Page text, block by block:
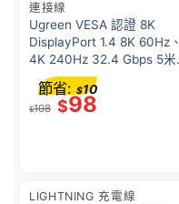
連接線
Ugreen VESA 認證 8K
DisplayPort 1.4 8K 60Hz、
4K 240Hz 32.4 Gbps 5米
電纜 | DP114 / 80394
$108 $98
節省: $10
LIGHTNING 充電線